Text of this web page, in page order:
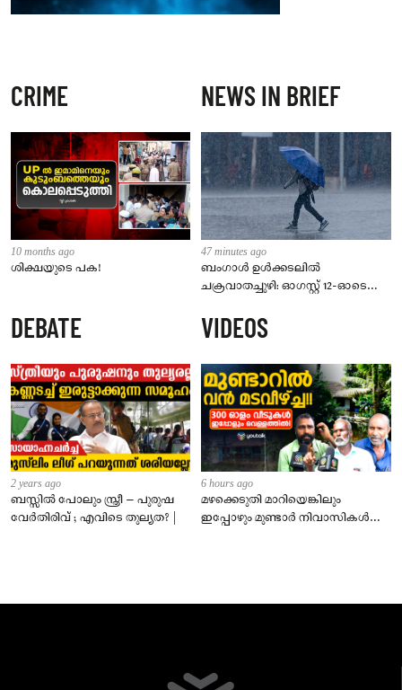
CRIME
10 months ago
ശിക്ഷയുടെ പക!
NEWS IN BRIEF
47 minutes ago
ബംഗാൾ ഉൾക്കടലിൽ
ചക്രവാതച്ചുഴി: ഓഗസ്റ്റ് 12-ഓടെ
ദിവസം മഴ മുന്നറിയിപ്പ്
DEBATE
2 years ago
ബസ്സിൽ പോലും സ്ത്രീ – പുരുഷ
വേർതിരിവ് ; എവിടെ തുല്യത? |
VIDEOS
6 hours ago
മഴക്കെടുതി മാറിയെങ്കിലും
ഇപ്പോഴും മുണ്ടാർ നിവാസികൾ